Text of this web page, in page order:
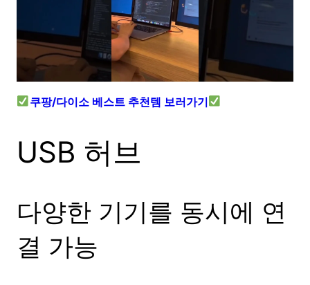
쿠팡/다이소 베스트 추천템 보러가기
USB 허브
다양한 기기를 동시에 연
결 가능